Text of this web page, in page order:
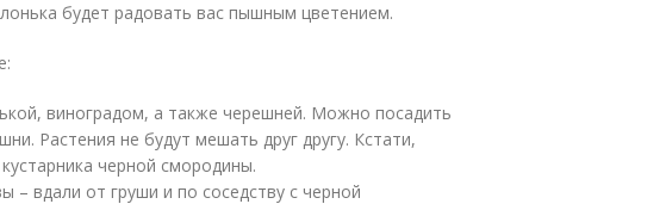
будет радовать вас пышным цветением.
виноградом, а также черешней. Можно посадить
Растения не будут мешать друг другу. Кстати,
черной смородины.
– вдали от груши и по соседству с черной